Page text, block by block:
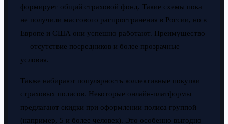
формирует общий страховой фонд. Такие схемы пока
не получили массового распространения в России, но в
Европе и США они успешно работают. Преимущество
— отсутствие посредников и более прозрачные
условия.
Также набирают популярность коллективные покупки
страховых полисов. Некоторые онлайн-платформы
предлагают скидки при оформлении полиса группой
(например, 5 и более человек). Это особенно выгодно